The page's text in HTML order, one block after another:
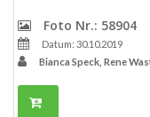
Foto Nr.: 58904
Datum: 30.10.2019
Bianca Speck, Rene